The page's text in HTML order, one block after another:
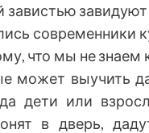
завистью
современники
что мы не знаем
может выучить
дети или
в дверь,